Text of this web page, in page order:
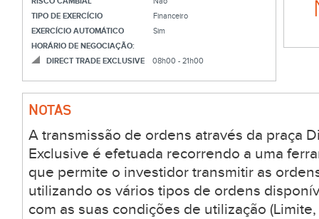
TIPO DE EXERCÍCIO
Financeiro
EXERCÍCIO AUTOMÁTICO
Sim
HORÁRIO DE NEGOCIAÇÃO:
DIRECT TRADE EXCLUSIVE
08h00 - 21h00
NOTAS
A transmissão de ordens através da praça
Exclusive é efetuada recorrendo a uma
que permite o investidor transmitir as
utilizando os vários tipos de ordens
com as suas condições de utilização